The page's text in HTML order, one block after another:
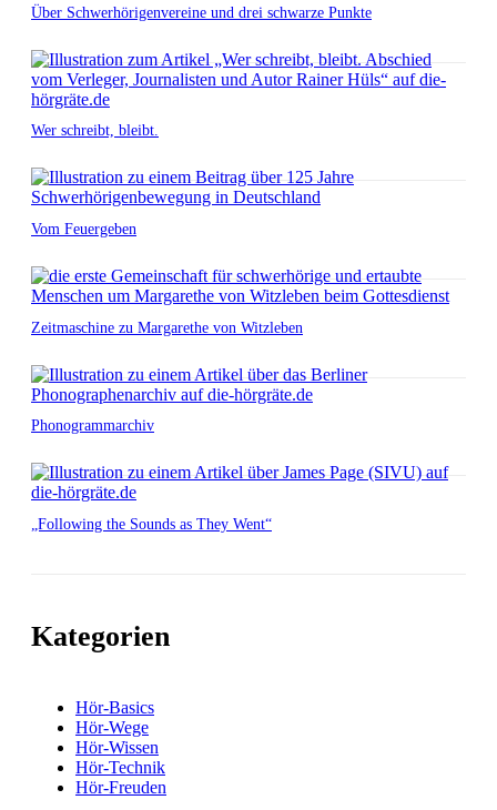
Über Schwerhörigenvereine und drei schwarze Punkte
Wer schreibt, bleibt.
Vom Feuergeben
Zeitmaschine zu Margarethe von Witzleben
Phonogrammarchiv
„Following the Sounds as They Went“
Kategorien
Hör-Basics
Hör-Wege
Hör-Wissen
Hör-Technik
Hör-Freuden